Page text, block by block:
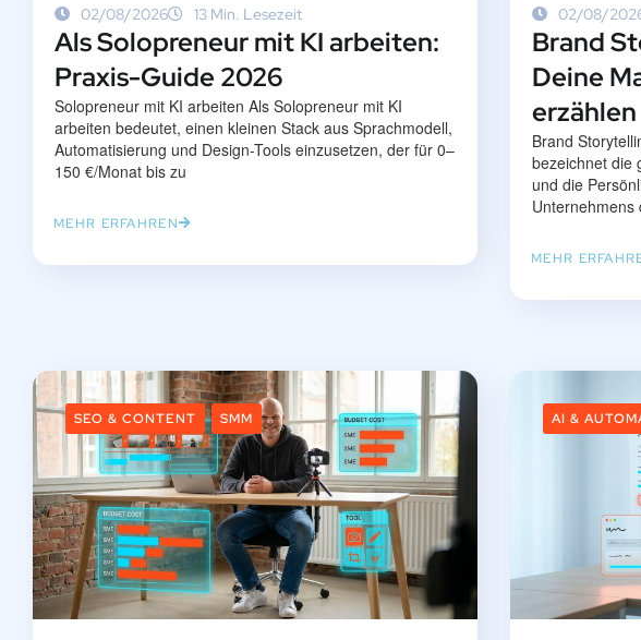
02/08/2026 13 Min. Lesezeit
Als Solopreneur mit KI arbeiten:
Praxis-Guide 2026
Solopreneur mit KI arbeiten Als Solopreneur mit KI
arbeiten bedeutet, einen kleinen Stack aus Sprachmodell,
Automatisierung und Design-Tools einzusetzen, der für 0–
150 €/Monat bis zu
MEHR ERFAHREN
02/08/
Brand
Deine
erzählen
Brand
bezeichnet die
und die
Unternehmens
MEHR
SEO & CONTENT SMM AI &